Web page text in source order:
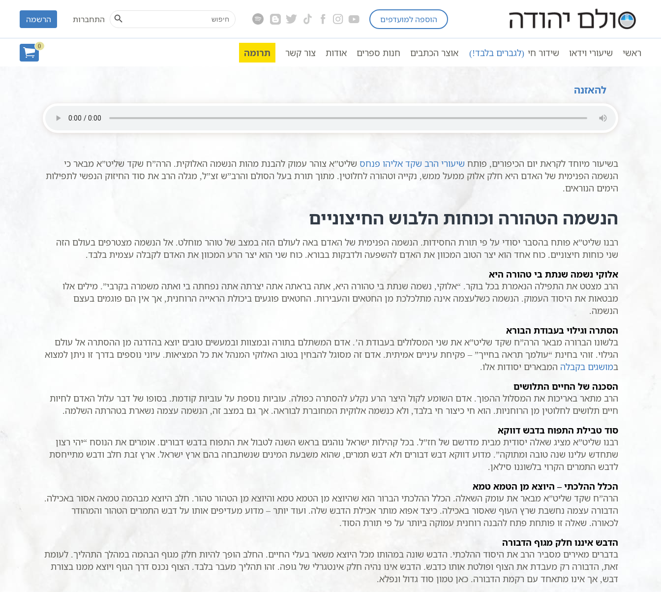
הוספה למועדפים Search
for:
Search Button
התחברות הרשמה
ראשי שיעורי וידאו שידור חי (לגברים בלבד!) אוצר הכתבים חנות ספרים אודות צור קשר תרומה
0
עמוד ראשי שיעורי וידאו חגים ומועדים לפי הזוהר כיפור
שיעורי קבלה כתבי אשלג
יום הכיפורים בקבלה וחסידות | המתיקות | סולם יהודה | הרב שקד אליהו פנחס
להאזנה
בשיעור מיוחד לקראת יום הכיפורים, פותח שיעורי הרב שקד אליהו פנחס שליט”א צוהר עמוק להבנת מהות הנשמה האלוקית. הרה”ח שקד שליט”א מבאר כי
הנשמה הפנימית של האדם היא חלק אלוק ממעל ממש, נקייה וטהורה לחלוטין. מתוך תורת בעל הסולם והרב”ש זצ”ל, מגלה הרב את סוד החיזוק הנפשי לתפילות
הימים הנוראים.
הנשמה הטהורה וכוחות הלבוש החיצוניים
רבנו שליט”א פותח בהסבר יסודי על פי תורת החסידות. הנשמה הפנימית של האדם באה לעולם הזה במצב של טוהר מוחלט. אל הנשמה מצטרפים בעולם הזה
שני כוחות חיצוניים. כוח אחד הוא יצר הטוב המכוון את האדם להשפעה ולדבקות בבורא. כוח שני הוא יצר הרע המכוון את האדם לקבלה עצמית בלבד.
אלוקי נשמה שנתת בי טהורה היא
הרב מצטט את התפילה הנאמרת בכל בוקר. “אלוקי, נשמה שנתת בי טהורה היא, אתה בראתה אתה יצרתה אתה נפחתה בי ואתה משמרה בקרבי”. מילים אלו
מבטאות את היסוד העמוק. הנשמה כשלעצמה אינה מתלכלכת מן החטאים והעבירות. החטאים פוגעים ביכולת הראייה הרוחנית, אך אין הם פוגמים בעצם
הנשמה.
הסתרה וגילוי בעבודת הבורא
בלשונו הברורה מבאר הרה”ח שקד שליט”א את שני המסלולים בעבודת ה’. אדם המשתלם בתורה ובמצוות ובמעשים טובים יוצא בהדרגה מן ההסתרה אל עולם
הגילוי. זוהי בחינת “עולמך תראה בחייך” – פקיחת עיניים אמיתית. אדם זה מסוגל להבחין בטוב האלוקי המנהל את כל המציאות. עיוני נוספים בדרך זו ניתן למצוא
במושגים בקבלה המבארים יסודות אלו.
הסכנה של החיים התלושים
הרב מתאר באריכות את המסלול ההפוך. אדם השומע לקול היצר הרע נקלע להסתרה כפולה. עוביות נוספת על עוביות קודמת. בסופו של דבר עלול האדם לחיות
חיים תלושים לחלוטין מן הרוחניות. הוא חי כיצור חי בלבד, ולא כנשמה אלוקית המחוברת לבוראה. אך גם במצב זה, הנשמה עצמה נשארת בטהרתה השלמה.
סוד טבילת התפוח בדבש דווקא
רבנו שליט”א מציג שאלה יסודית מבית מדרשם של חז”ל. בכל קהילות ישראל נוהגים בראש השנה לטבול את התפוח בדבש דבורים. אומרים את הנוסח “יהי רצון
שתחדש עלינו שנה טובה ומתוקה”. מדוע דווקא דבש דבורים ולא דבש תמרים, שהוא משבעת המינים שנשתבחה בהם ארץ ישראל. ארץ זבת חלב ודבש מתייחסת
לדבש התמרים הקרוי בלשוננו סילאן.
הכלל ההלכתי – היוצא מן הטמא טמא
הרה”ח שקד שליט”א מבאר את עומק השאלה. הכלל ההלכתי הברור הוא שהיוצא מן הטמא טמא והיוצא מן הטהור טהור. חלב היוצא מבהמה טמאה אסור באכילה.
הדבורה עצמה נחשבת שרץ העוף שאסור באכילה. כיצד אפוא מותר אכילת הדבש שלה. ועוד יותר – מדוע מעדיפים אותו על דבש התמרים הטהור והמהודר
לכאורה. שאלה זו פותחת פתח להבנה רוחנית עמוקה ביותר על פי תורת הסוד.
הדבש איננו חלק מגוף הדבורה
בדברים מאירים מסביר הרב את היסוד ההלכתי. הדבש שונה במהותו מכל היוצא משאר בעלי החיים. החלב הופך להיות חלק מגוף הבהמה במהלך התהליך. לעומת
זאת, הדבורה רק מעבדת את הצוף ופולטת אותו כדבש. הדבש אינו נהיה חלק אינטגרלי של גופה. זהו תהליך מעבר בלבד. הצוף נכנס דרך הגוף ויוצא ממנו בצורת
דבש, אך אינו מתאחד עם רקמת הדבורה. כאן טמון סוד גדול ונפלא.